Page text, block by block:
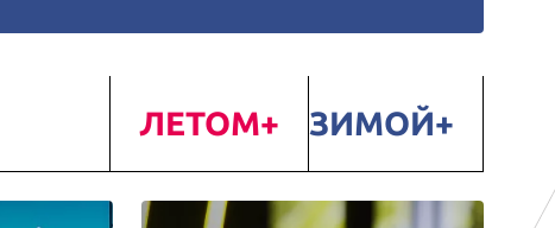
ЛЕТОМ ЗИМОЙ